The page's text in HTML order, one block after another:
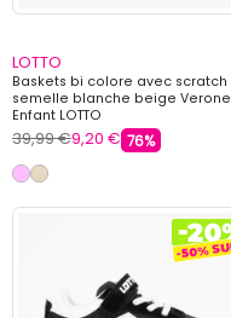
LOTTO
Baskets bi colore avec scratch
semelle blanche beige Verone
Enfant LOTTO
39,99 €9,20 € 76%